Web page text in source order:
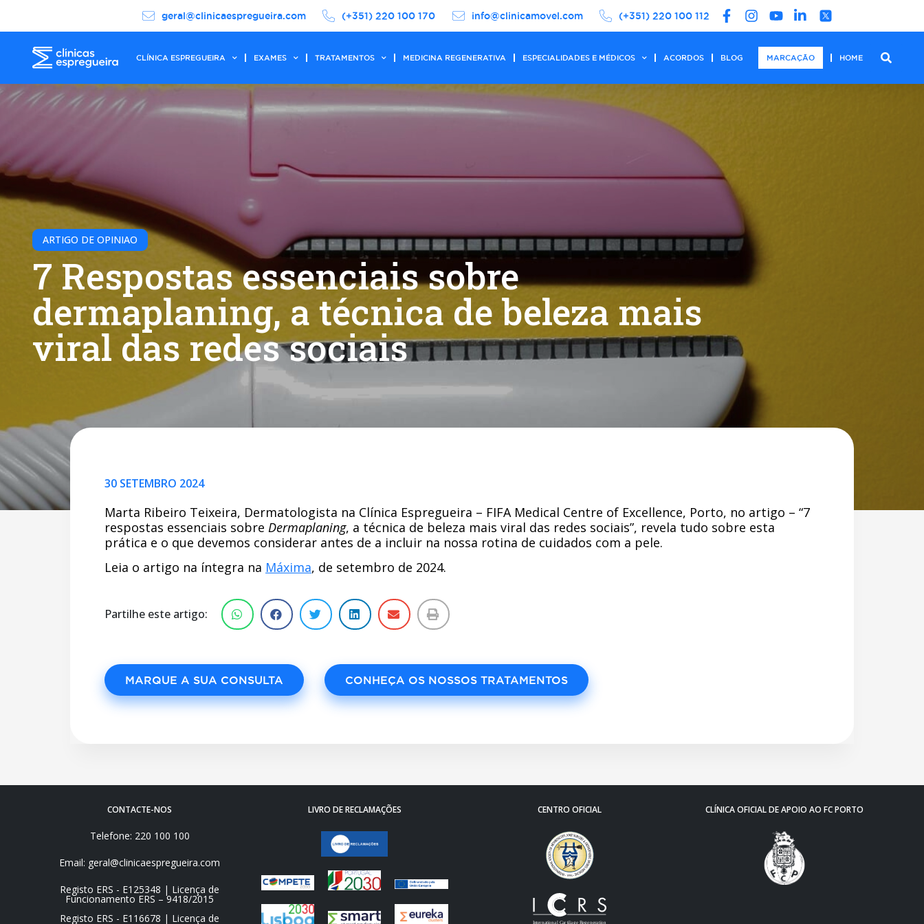
geral@clinicaespregueira.com (+351) 220 100 170 info@clinicamovel.com (+351) 220 100 112
CLÍNICA ESPREGUEIRA EXAMES TRATAMENTOS MEDICINA REGENERATIVA ESPECIALIDADES E MÉDICOS ACORDOS BLOG MARCAÇÃO HOME
ARTIGO DE OPINIAO
7 Respostas essenciais sobre
dermaplaning, a técnica de beleza mais
viral das redes sociais
30 SETEMBRO 2024
Marta Ribeiro Teixeira, Dermatologista na Clínica Espregueira – FIFA Medical Centre of Excellence, Porto, no artigo – “7
respostas essenciais sobre Dermaplaning, a técnica de beleza mais viral das redes sociais”, revela tudo sobre esta
prática e o que devemos considerar antes de a incluir na nossa rotina de cuidados com a pele.
Leia o artigo na íntegra na Máxima, de setembro de 2024.
Partilhe este artigo:
MARQUE A SUA CONSULTA CONHEÇA OS NOSSOS TRATAMENTOS
CONTACTE-NOS
Telefone: 220 100 100
Email: geral@clinicaespregueira.com
Registo ERS - E125348 | Licença de
Funcionamento ERS – 9418/2015
Registo ERS - E116678 | Licença de
LIVRO DE RECLAMAÇÕES CENTRO OFICIAL CLÍNICA OFICIAL DE APOIO AO FC PORTO